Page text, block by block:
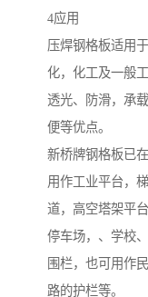
4应用
压焊钢格板适用
化，化工及一般
透光、防滑，承
便等优点。
新桥牌钢格板已
用作工业平台，
道，高空塔架平
停车场，、学校
围栏，也可用作
路的护栏等。